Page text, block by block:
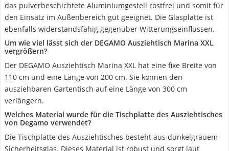
das pulverbeschichtete Aluminiumgestell rostfrei und somit für
den Einsatz im Außenbereich gut geeignet. Die Glasplatte ist
ebenfalls widerstandsfähig gegenüber Witterungseinflüssen.
Um wie viel lässt sich der DEGAMO Ausziehtisch Marina XXL
vergrößern?
Der DEGAMO Ausziehtisch Marina XXL hat eine fixe Breite von
110 cm und eine Länge von 200 cm. Sie können den
ausziehbaren Gartentisch auf eine Länge von 300 cm
verlängern.
Welches Material wurde für die Tischplatte des Ausziehtisches
von Degamo verwendet?
Die Tischplatte des Ausziehtisches besteht aus dunkelgrauem
Sicherheitsglas. Dieses Material ist robust und sorgt laut